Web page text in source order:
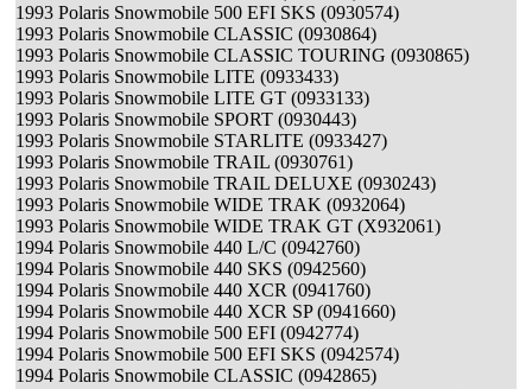
1993 Polaris Snowmobile 500 EFI SKS (0930574)
1993 Polaris Snowmobile CLASSIC (0930864)
1993 Polaris Snowmobile CLASSIC TOURING (0930865)
1993 Polaris Snowmobile LITE (0933433)
1993 Polaris Snowmobile LITE GT (0933133)
1993 Polaris Snowmobile SPORT (0930443)
1993 Polaris Snowmobile STARLITE (0933427)
1993 Polaris Snowmobile TRAIL (0930761)
1993 Polaris Snowmobile TRAIL DELUXE (0930243)
1993 Polaris Snowmobile WIDE TRAK (0932064)
1993 Polaris Snowmobile WIDE TRAK GT (X932061)
1994 Polaris Snowmobile 440 L/C (0942760)
1994 Polaris Snowmobile 440 SKS (0942560)
1994 Polaris Snowmobile 440 XCR (0941760)
1994 Polaris Snowmobile 440 XCR SP (0941660)
1994 Polaris Snowmobile 500 EFI (0942774)
1994 Polaris Snowmobile 500 EFI SKS (0942574)
1994 Polaris Snowmobile CLASSIC (0942865)